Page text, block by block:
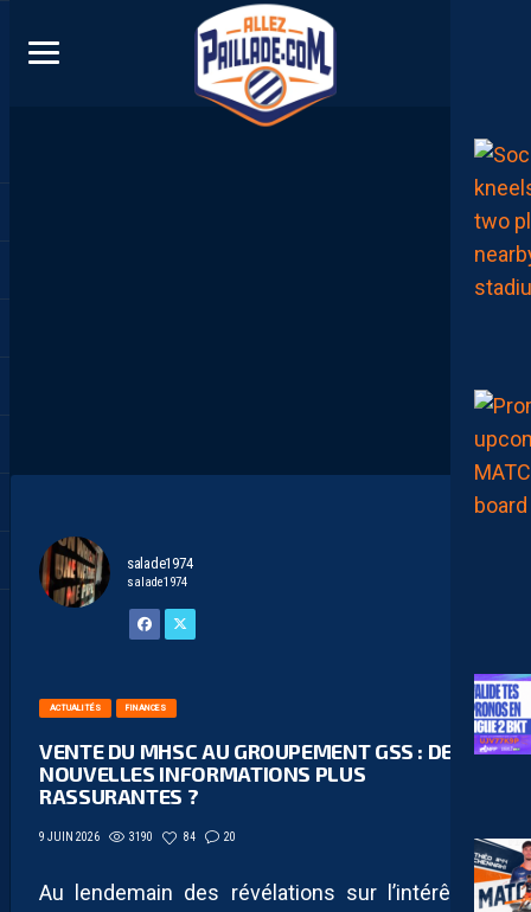
salade1974
salade1974
ACTUALITÉS FINANCES
VENTE DU MHSC AU GROUPEMENT GSS : DES
NOUVELLES INFORMATIONS PLUS
RASSURANTES ?
9 JUIN 2026 3190 84 20
Au lendemain des révélations sur l’intérêt du